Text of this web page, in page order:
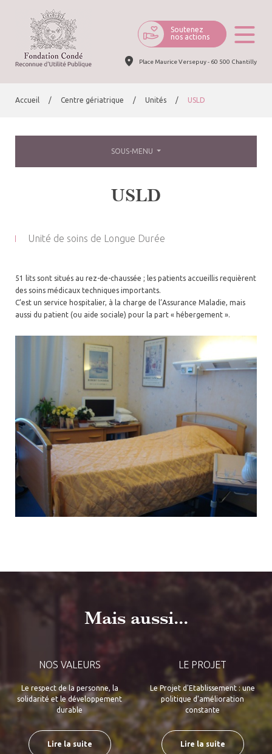
Soutenez
nos actions
Place Maurice Versepuy - 60 500 Chantilly
Accueil Centre gériatrique Unités USLD
SOUS-MENU
USLD
Unité de soins de Longue Durée
51 lits sont situés au rez-de-chaussée ; les patients accueillis requièrent
des soins médicaux techniques importants.
C’est un service hospitalier, à la charge de l’Assurance Maladie, mais
aussi du patient (ou aide sociale) pour la part « hébergement ».
Mais aussi...
NOS VALEURS
Le respect de la personne, la
solidarité et le développement
durable
Lire la suite
LE PROJET
Le Projet d'Etablissement : une
politique d'amélioration
constante
Lire la suite